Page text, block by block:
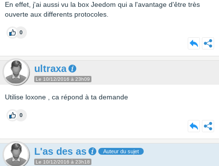
En effet, j'ai aussi vu la box Jeedom qui a l'avantage d'être très
ouverte aux differents protocoles.
0
ultraxa
Le 10/12/2016 à 23h09
Utilise loxone , ca répond à ta demande
0
L'as des as Auteur du sujet
Le 10/12/2016 à 23h18